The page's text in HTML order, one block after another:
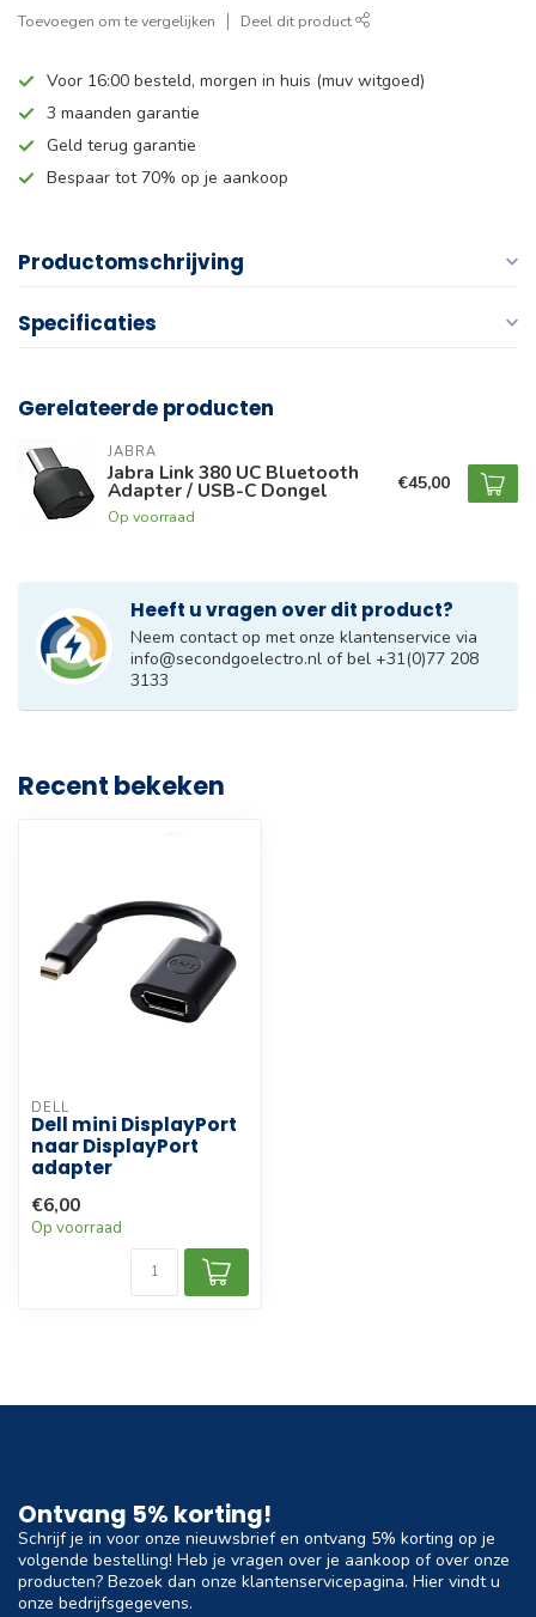
Toevoegen om te vergelijken Deel dit product
Voor 16:00 besteld, morgen in huis (muv witgoed)
3 maanden garantie
Geld terug garantie
Bespaar tot 70% op je aankoop
Productomschrijving
Specificaties
Gerelateerde producten
JABRA
Jabra Link 380 UC Bluetooth
Adapter / USB-C Dongel
Op voorraad
€45,00
Heeft u vragen over dit product?
Neem contact op met onze klantenservice via
info@secondgoelectro.nl of bel +31(0)77 208
3133
Recent bekeken
DELL
Dell mini DisplayPort
naar DisplayPort
adapter
€6,00
Op voorraad
Ontvang 5% korting!
Schrijf je in voor onze nieuwsbrief en ontvang 5% korting op je
volgende bestelling! Heb je vragen over je aankoop of over onze
producten? Bezoek dan onze klantenservicepagina. Hier vindt u
onze bedrijfsgegevens.